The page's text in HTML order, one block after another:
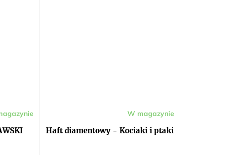
Haft diamentowy - Kociaki i ptaki
W magazynie